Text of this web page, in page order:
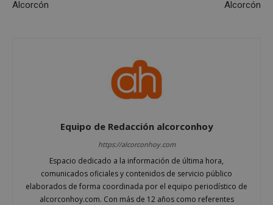
Alcorcón
Alcorcón
Equipo de Redacción alcorconhoy
https://alcorconhoy.com
Espacio dedicado a la información de última hora,
comunicados oficiales y contenidos de servicio público
elaborados de forma coordinada por el equipo periodístico de
alcorconhoy.com. Con más de 12 años como referentes